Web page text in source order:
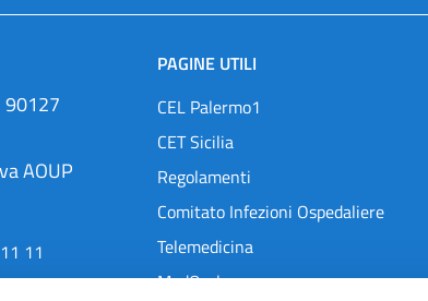
90127
AOUP
11
PAGINE UTILI
CEL Palermo1
CET Sicilia
Regolamenti
Comitato Infezioni Ospedaliere
Telemedicina
MedOral